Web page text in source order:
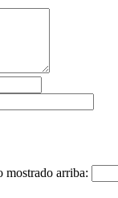
mostrado arriba: